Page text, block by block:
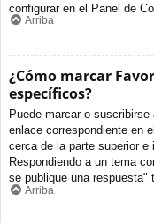
configurar en el Panel de
Arriba
¿Cómo marcar
específicos?
Puede marcar o
enlace correspondiente en
cerca de la parte superior
Respondiendo a un tema
se publique una respuesta"
Arriba